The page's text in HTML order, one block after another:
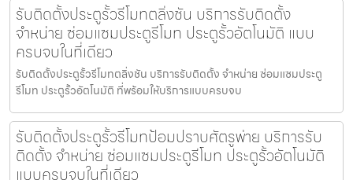
รับติดตั้งประตูรั้วรีโมทตลิ่งชัน บริการรับติดตั้ง
จำหน่าย ซ่อมแซมประตูรีโมท ประตูรั้วอัตโนมัติ แบบ
ครบจบในที่เดียว
รับติดตั้งประตูรั้วรีโมทตลิ่งชัน บริการรับติดตั้ง จำหน่าย ซ่อมแซมประตู
รีโมท ประตูรั้วอัตโนมัติ ที่พร้อมให้บริการแบบครบจบ
รับติดตั้งประตูรั้วรีโมทป้อมปราบศัตรูพ่าย บริการรับ
ติดตั้ง จำหน่าย ซ่อมแซมประตูรีโมท ประตูรั้วอัตโนมัติ
แบบครบจบในที่เดียว